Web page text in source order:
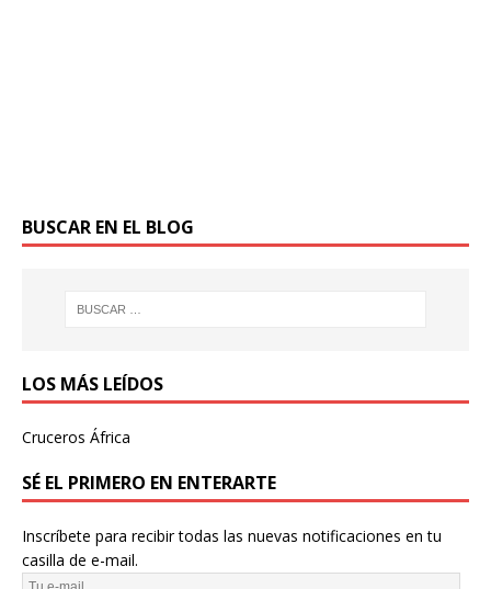
BUSCAR EN EL BLOG
LOS MÁS LEÍDOS
Cruceros África
SÉ EL PRIMERO EN ENTERARTE
Inscríbete para recibir todas las nuevas notificaciones en tu
casilla de e-mail.
T